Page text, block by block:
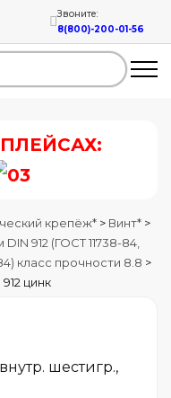
Звоните:
8(800)-200-01-56
крепёж* > Винт* >
912 (ГОСТ 11738-84,
класс прочности 8.8 >
цинк